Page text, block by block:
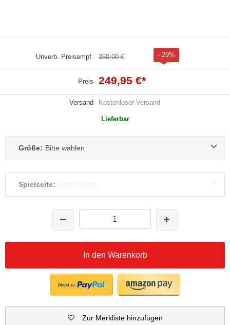
Unverb. Preisempf. 350,00 € - 29%
Preis 249,95 €*
Versand Kostenloser Versand
Lieferbar
Größe: Bitte wählen
Spielseite:
In den Warenkorb
Zur Merkliste hinzufügen